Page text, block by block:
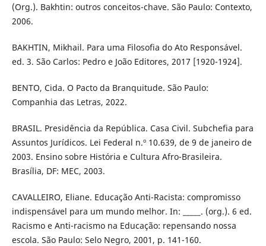
(Org.). Bakhtin: outros conceitos-chave. São Paulo: Contexto,
2006.
BAKHTIN, Mikhail. Para uma Filosofia do Ato Responsável.
ed. 3. São Carlos: Pedro e João Editores, 2017 [1920-1924].
BENTO, Cida. O Pacto da Branquitude. São Paulo:
Companhia das Letras, 2022.
BRASIL. Presidência da República. Casa Civil. Subchefia para
Assuntos Jurídicos. Lei Federal n.º 10.639, de 9 de janeiro de
2003. Ensino sobre História e Cultura Afro-Brasileira.
Brasília, DF: MEC, 2003.
CAVALLEIRO, Eliane. Educação Anti-Racista: compromisso
indispensável para um mundo melhor. In: _____. (org.). 6 ed.
Racismo e Anti-racismo na Educação: repensando nossa
escola. São Paulo: Selo Negro, 2001, p. 141-160.